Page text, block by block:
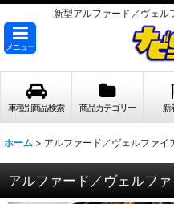
新型アルファード／ヴェル
メニュー
車種別商品検索 商品カテゴリー 新
ホーム > アルファード／ヴェルファイ
アルファード／ヴェルフ